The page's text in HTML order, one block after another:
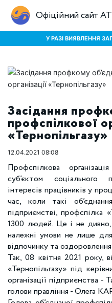
Офіційний сайт АТ
У РАЗІ ВИЯВЛЕННЯ
Засідання
профспілкової
«Тернопільгазу»
12.04.2021 08:08
Профспілкова
суб’єктом соціального
інтересів працівників у
час, коли такі
підприємстві, профспілка
1300 людей. Це і не
належні умови не лише
відпочинку та
Так, 08 квітня 2021 року,
«Тернопільгазу» під
організації підприємства
голови правління - Олега